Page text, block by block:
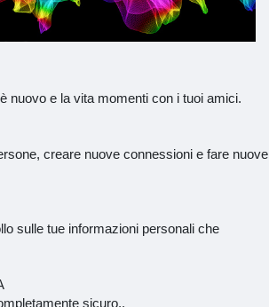
nuovo e la vita momenti con i tuoi amici.
creare nuove connessioni e fare nuove
sulle tue informazioni personali che
sicuro..